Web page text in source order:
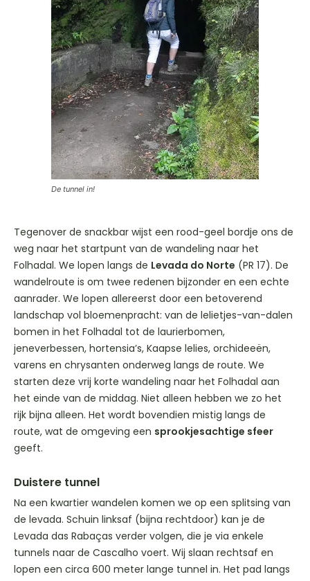
De tunnel in!
Tegenover de snackbar wijst een rood-geel bordje ons de
weg naar het startpunt van de wandeling naar het
Folhadal. We lopen langs de Levada do Norte (PR 17). De
wandelroute is om twee redenen bijzonder en een echte
aanrader. We lopen allereerst door een betoverend
landschap vol bloemenpracht: van de lelietjes-van-dalen
bomen in het Folhadal tot de laurierbomen,
jeneverbessen, hortensia’s, Kaapse lelies, orchideeën,
varens en chrysanten onderweg langs de route. We
starten deze vrij korte wandeling naar het Folhadal aan
het einde van de middag. Niet alleen hebben we zo het
rijk bijna alleen. Het wordt bovendien mistig langs de
route, wat de omgeving een sprookjesachtige sfeer
geeft.
Duistere tunnel
Na een kwartier wandelen komen we op een splitsing van
de levada. Schuin linksaf (bijna rechtdoor) kan je de
Levada das Rabaças verder volgen, die je via enkele
tunnels naar de Cascalho voert. Wij slaan rechtsaf en
lopen een circa 600 meter lange tunnel in. Het pad langs